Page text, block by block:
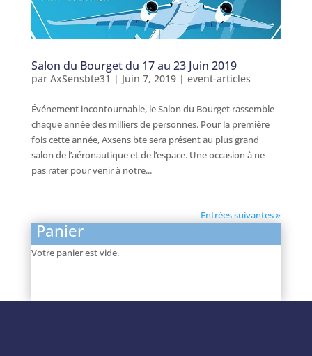
Salon du Bourget du 17 au 23 Juin 2019
par AxSensbte31 | Juin 7, 2019| event-articles
Événement incontournable, le Salon du Bourget rassemble
chaque année des milliers de personnes. Pour la première
fois cette année, Axsens bte sera présent au plus grand
salon de l’aéronautique et de l’espace. Une occasion à ne
pas rater pour venir à notre...
Entrées suivantes »
Panier
Votre panier est vide.